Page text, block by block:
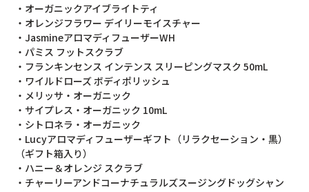
・オーガニックアイブライトティ
・オレンジフラワー デイリーモイスチャー
・JasmineアロマディフューザーWH
・パミス フットスクラブ
・フランキンセンス インテンス スリーピングマスク 50mL
・ワイルドローズ ボディポリッシュ
・メリッサ・オーガニック
・サイプレス・オーガニック 10mL
・シトロネラ・オーガニック
・Lucyアロマディフューザーギフト（リラクセーション・黒）
（ギフト箱入り）
・ハニー＆オレンジ スクラブ
・チャーリーアンドコーナチュラルズスージングドッグシャン